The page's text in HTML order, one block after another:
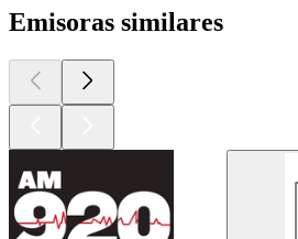
Emisoras similares